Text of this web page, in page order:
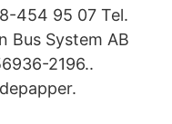
454 95 07 Tel.
Bus System AB
2196..